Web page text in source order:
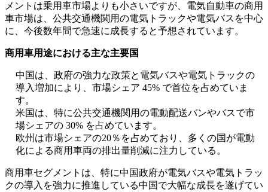
メントは乗用車市場よりも小さいですが、電気自動車の商用
車市場は、公共交通機関用の電気トラックや電気バスを中心
に、今後数年間で急速に成長すると予想されています。
商用車用途における主な主要国
中国は、政府の強力な政策と電気バスや電気トラックの
導入増加により、市場シェア 45% で首位を占めていま
す。
米国は、特に公共交通機関用の電動配送バンやバスで市
場シェアの 30% を占めています。
欧州は市場シェアの20％を占めており、多くの国が電動
化による商用車両の排出量削減に注力している。
商用車セグメントは、特に中国政府が電気バスや電気トラッ
クの導入を強力に推進している中国で大幅な成長を遂げてい